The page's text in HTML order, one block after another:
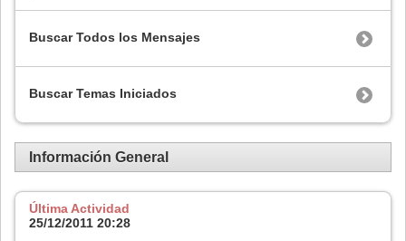
Buscar Todos los Mensajes
Buscar Temas Iniciados
Información General
Última Actividad
25/12/2011 20:28